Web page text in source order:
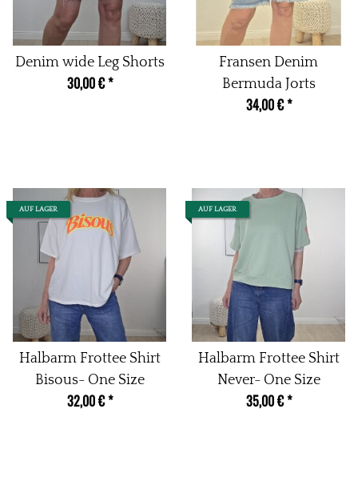
Denim wide Leg Shorts
30,00 €*
Fransen Denim
Bermuda Jorts
34,00 €*
AUF LAGER
Halbarm Frottee Shirt
Bisous- One Size
32,00 €*
AUF LAGER
Halbarm Frottee Shirt
Never- One Size
35,00 €*